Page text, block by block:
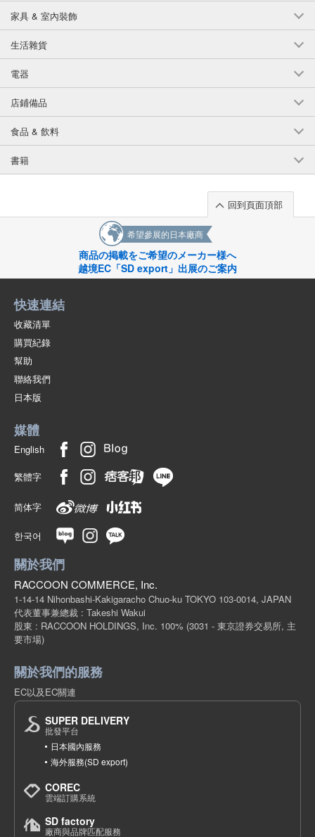
家具 & 室內裝飾
生活雜貨
電器
店鋪備品
食品 & 飲料
書籍
回到頁面頂部
希望參展的日本廠商
商品の掲載をご希望のメーカー様へ
越境EC「SD export」出展のご案内
快速連結
收藏清單
購買紀錄
幫助
聯絡我們
日本版
媒體
English
繁體字
简体字
한국어
關於我們
RACCOON COMMERCE, Inc.
1-14-14 Nihonbashi-Kakigaracho Chuo-ku TOKYO 103-0014, JAPAN
代表董事兼總裁 : Takeshi Wakui
股東 : RACCOON HOLDINGS, Inc. 100% (3031 - 東京證券交易所, 主
要市場)
關於我們的服務
EC以及EC關連
SUPER DELIVERY
批發平台
日本國內服務
海外服務(SD export)
COREC
雲端訂購系統
SD factory
廠商與品牌匹配服務